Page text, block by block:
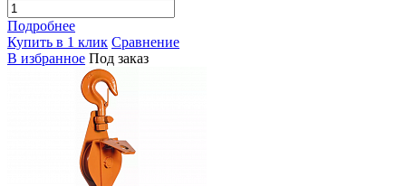
Подробнее
Купить в 1 клик Сравнение
В избранное Под заказ